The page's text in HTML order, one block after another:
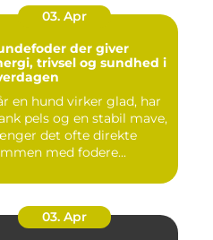
03. Apr
der giver
trivsel og sundhed i
en hund virker glad, har
pels og en stabil mave,
det ofte direkte
med fodere...
03. Apr